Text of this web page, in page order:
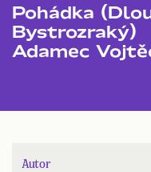
Pohádka
Bystrozraký)
Adamec
Autor